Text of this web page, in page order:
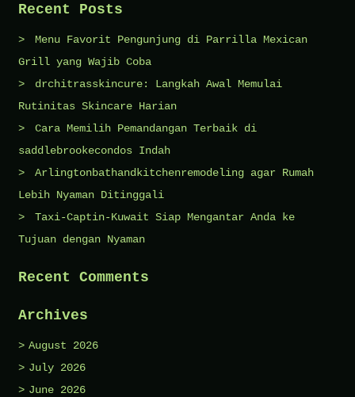
Recent Posts
Menu Favorit Pengunjung di Parrilla Mexican
Grill yang Wajib Coba
drchitrasskincure: Langkah Awal Memulai
Rutinitas Skincare Harian
Cara Memilih Pemandangan Terbaik di
saddlebrookecondos Indah
Arlingtonbathandkitchenremodeling agar Rumah
Lebih Nyaman Ditinggali
Taxi-Captin-Kuwait Siap Mengantar Anda ke
Tujuan dengan Nyaman
Recent Comments
Archives
August 2026
July 2026
June 2026